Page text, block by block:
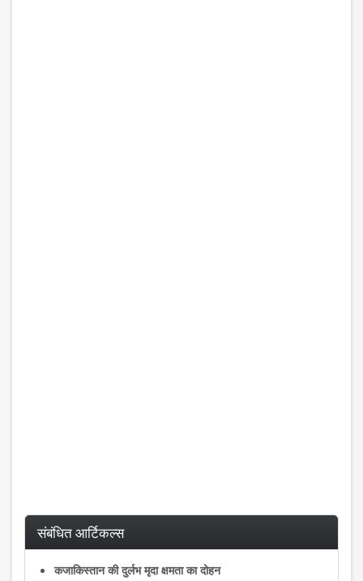
संबंधित आर्टिकल्स
कजाकिस्तान की दुर्लभ मृदा क्षमता का दोहन